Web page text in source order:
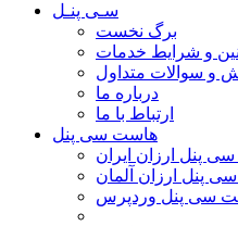
سـی پنـل
برگ نخست
و شرایط خدمات
و سوالات متداول
درباره ما
ارتباط با ما
هاست سی پنل
پنل ارزان ایران
پنل ارزان آلمان
سی پنل وردپرس